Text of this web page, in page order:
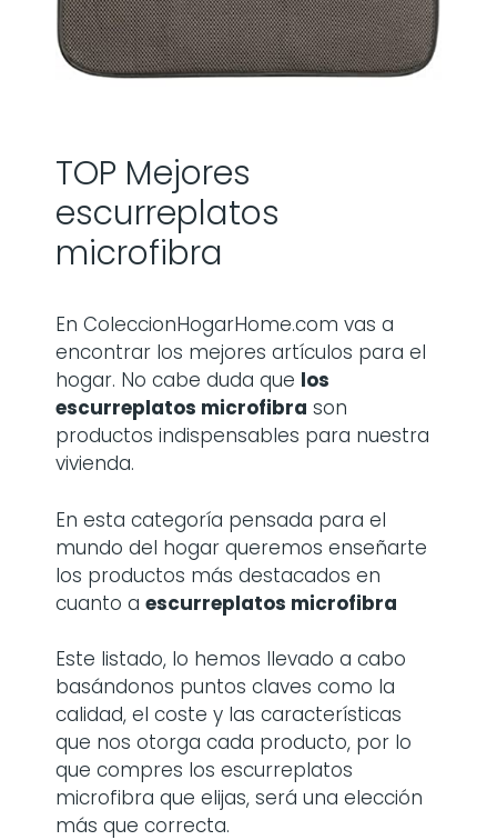
TOP Mejores
escurreplatos
microfibra
En ColeccionHogarHome.com vas a
encontrar los mejores artículos para el
hogar. No cabe duda que los
escurreplatos microfibra son
productos indispensables para nuestra
vivienda.
En esta categoría pensada para el
mundo del hogar queremos enseñarte
los productos más destacados en
cuanto a escurreplatos microfibra
Este listado, lo hemos llevado a cabo
basándonos puntos claves como la
calidad, el coste y las características
que nos otorga cada producto, por lo
que compres los escurreplatos
microfibra que elijas, será una elección
más que correcta.